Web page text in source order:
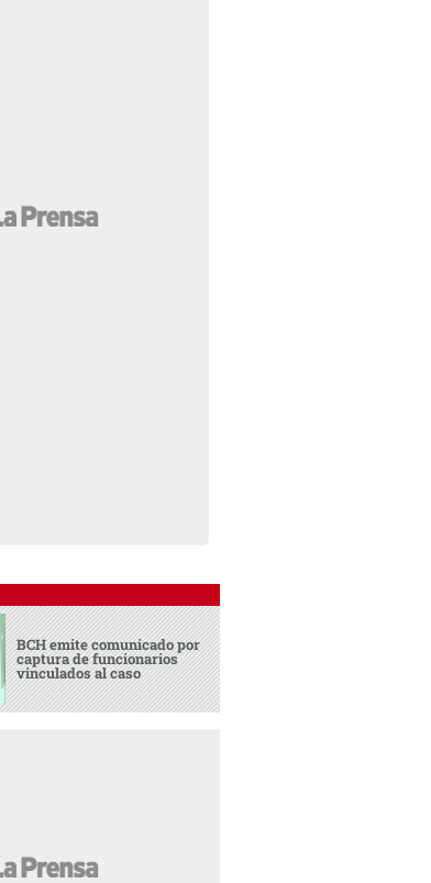
BCH emite comunicado por
captura de funcionarios
vinculados al caso